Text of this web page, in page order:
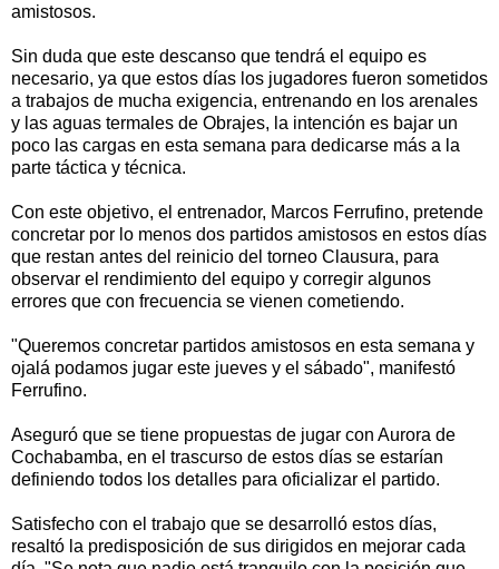
amistosos.
Sin duda que este descanso que tendrá el equipo es
necesario, ya que estos días los jugadores fueron sometidos
a trabajos de mucha exigencia, entrenando en los arenales
y las aguas termales de Obrajes, la intención es bajar un
poco las cargas en esta semana para dedicarse más a la
parte táctica y técnica.
Con este objetivo, el entrenador, Marcos Ferrufino, pretende
concretar por lo menos dos partidos amistosos en estos días
que restan antes del reinicio del torneo Clausura, para
observar el rendimiento del equipo y corregir algunos
errores que con frecuencia se vienen cometiendo.
"Queremos concretar partidos amistosos en esta semana y
ojalá podamos jugar este jueves y el sábado", manifestó
Ferrufino.
Aseguró que se tiene propuestas de jugar con Aurora de
Cochabamba, en el trascurso de estos días se estarían
definiendo todos los detalles para oficializar el partido.
Satisfecho con el trabajo que se desarrolló estos días,
resaltó la predisposición de sus dirigidos en mejorar cada